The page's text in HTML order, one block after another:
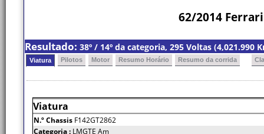
62/2014
Resultado: 38º / 14º da categoria, 295 Voltas (4,021.990
Viatura Pilotos Motor Resumo Horário Resumo da corrida
Viatura
N.º Chassis F142GT2862
Categoria : LMGTE Am